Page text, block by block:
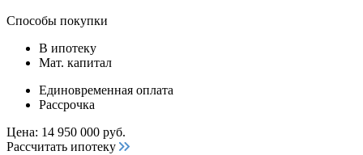
Способы покупки
В ипотеку
Мат. капитал
Единовременная оплата
Рассрочка
Цена: 14 950 000 руб.
Рассчитать ипотеку